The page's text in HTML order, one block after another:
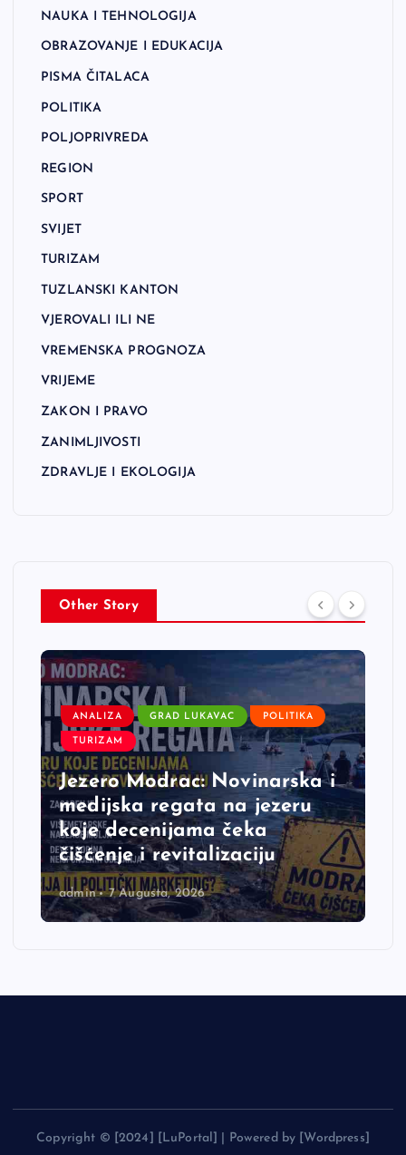
NAUKA I TEHNOLOGIJA
OBRAZOVANJE I EDUKACIJA
PISMA ČITALACA
POLITIKA
POLJOPRIVREDA
REGION
SPORT
SVIJET
TURIZAM
TUZLANSKI KANTON
VJEROVALI ILI NE
VREMENSKA PROGNOZA
VRIJEME
ZAKON I PRAVO
ZANIMLJIVOSTI
ZDRAVLJE I EKOLOGIJA
Other Story
ANALIZA GRAD LUKAVAC POLITIKA
TURIZAM
Jezero Modrac: Novinarska i
medijska regata na jezeru
koje decenijama čeka
čišćenje i revitalizaciju
admin 7 Augusta, 2026
Copyright © [2024] [LuPortal] | Powered by [Wordpress]